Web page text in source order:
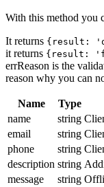
With this method you
It returns {result:
it returns {result:
errReason is the
reason why you can
Name Type
name
string
email
string
phone
string
description string
message
string